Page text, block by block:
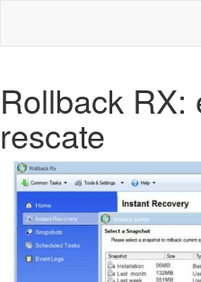
Rollback RX:
rescate